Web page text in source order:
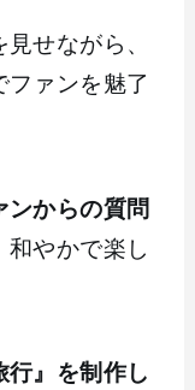
せながら、
ファンを魅了
ンからの質問
和やかで楽し
行』を制作し